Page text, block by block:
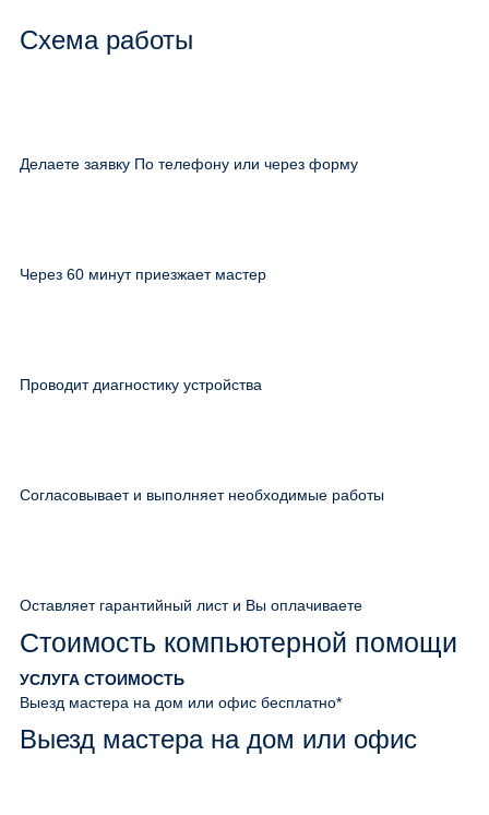
Схема работы
Делаете заявку По телефону или через форму
Через 60 минут приезжает мастер
Проводит диагностику устройства
Согласовывает и выполняет необходимые работы
Оставляет гарантийный лист и Вы оплачиваете
Стоимость компьютерной помощи
УСЛУГА СТОИМОСТЬ
Выезд мастера на дом или офис бесплатно*
Выезд мастера на дом или офис